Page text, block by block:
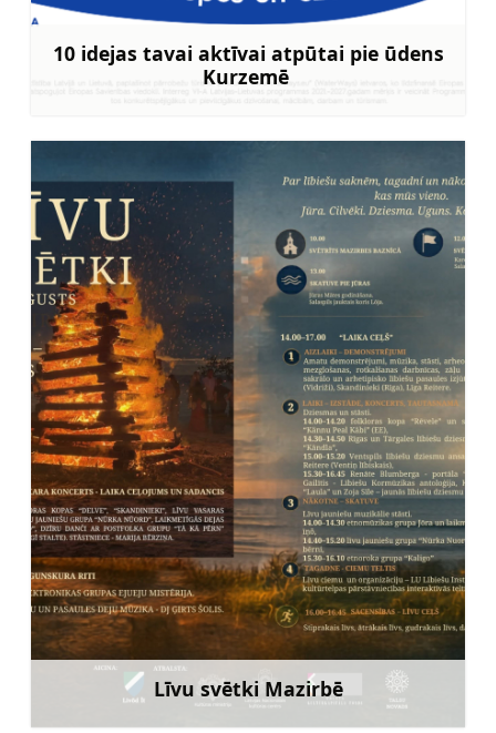
10 idejas tavai aktīvai atpūtai pie ūdens
Kurzemē
Līvu svētki Mazirbē
Uzzināt vairāk